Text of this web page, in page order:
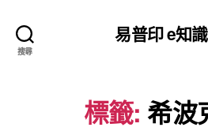
搜尋
易普印 e知
標籤: 希波